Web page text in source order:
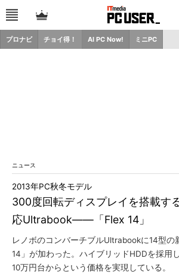
プロナビ チョイ得！ AI PC Now! ミニPC
ニュース
300度回転ディスプレイを搭載す
応Ultrabook――「Flex 14」
2013年PC秋冬モデル
レノボのコンバーチブルUltrabookに14型の
14」が加わった。ハイブリッドHDDを採用
10万円台からという価格を実現している。